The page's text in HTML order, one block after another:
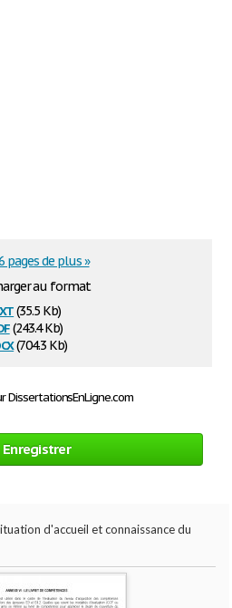
au format
(35.5 Kb)
(243.4 Kb)
(704.3 Kb)
pages de plus »
DissertationsEnLigne.com
Enregistrer
d'accueil et connaissance du